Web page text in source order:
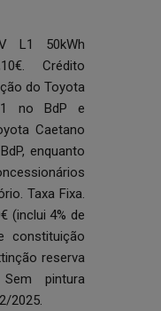
L1 50kWh
Crédito
do Toyota
no BdP e
Caetano
enquanto
Taxa Fixa.
(inclui 4% de
constituição
reserva
pintura
2025.